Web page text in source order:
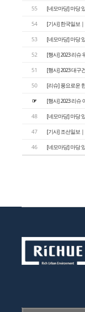
55 [네모마당] 마당
54 [기사] 한국일보
53 [네모마당] 마당
52 [행사] 2023 리슈
51 [행사] 2023 대구
50 [리슈] 풍요로운
☞ [행사] 2023 리슈
48 [네모마당] 마당
47 [기사] 조선일보
46 [네모마당] 마당